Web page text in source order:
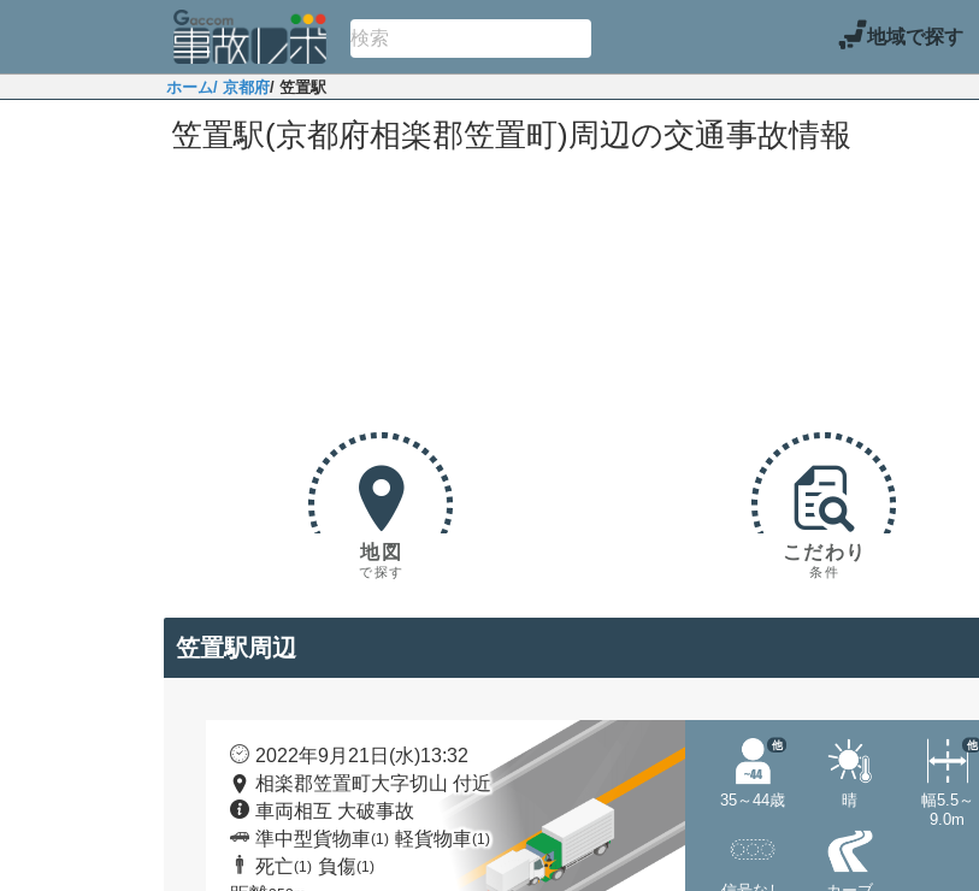
地域で探す
ホーム/ 京都府/ 笠置駅
笠置駅(京都府相楽郡笠置町)周辺の交通事故情報
地図
で探す
こだわり
条件
笠置駅周辺
2022年9月21日(水)13:32
相楽郡笠置町大字切山 付近
車両相互 大破事故
準中型貨物車(1) 軽貨物車(1)
死亡(1) 負傷(1)
35～44歳
他
晴
幅5.5～
9.0m
他